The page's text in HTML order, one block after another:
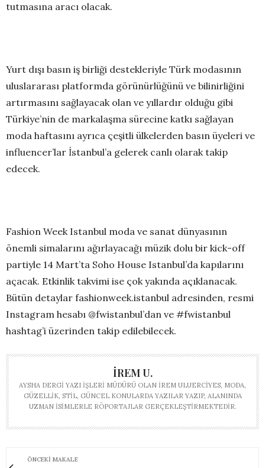
tutmasına aracı olacak.
Yurt dışı basın iş birliği destekleriyle Türk modasının
uluslararası platformda görünürlüğünü ve bilinirliğini
artırmasını sağlayacak olan ve yıllardır olduğu gibi
Türkiye’nin de markalaşma sürecine katkı sağlayan
moda haftasını ayrıca çeşitli ülkelerden basın üyeleri ve
influencer’lar İstanbul’a gelerek canlı olarak takip
edecek.
Fashion Week Istanbul moda ve sanat dünyasının
önemli simalarını ağırlayacağı müzik dolu bir kick-off
partiyle 14 Mart’ta Soho House Istanbul’da kapılarını
açacak. Etkinlik takvimi ise çok yakında açıklanacak.
Bütün detaylar fashionweek.istanbul adresinden, resmi
Instagram hesabı @fwistanbul’dan ve #fwistanbul
hashtag’i üzerinden takip edilebilecek.
İREM U.
AYSHA DERGI YAZI İŞLERI MÜDÜRÜ OLAN İREM ULUERCIYES, MODA,
GÜZELLIK, STIL, GÜNCEL KONULARDA YAZILAR YAZIP, ALANINDA
UZMAN ISIMLERLE RÖPORTAJLAR GERÇEKLEŞTIRMEKTEDIR.
ÖNCEKI MAKALE